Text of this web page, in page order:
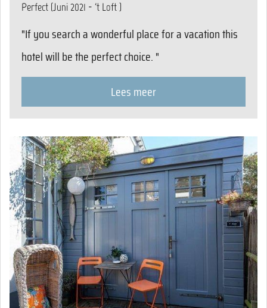
Perfect (Juni 2021 - 't Loft )
"If you search a wonderful place for a vacation this
hotel will be the perfect choice. "
Lees meer